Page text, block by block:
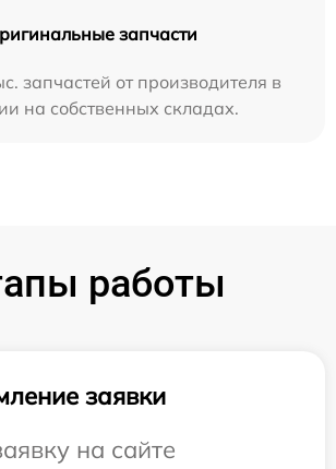
запчасти
запчастей от производителя в
на собственных складах.
работы
заявки
на сайте